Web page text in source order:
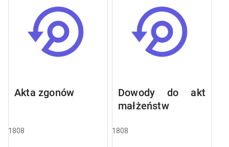
Akta zgonów
1808
Dowody do akt
małżeństw
1808